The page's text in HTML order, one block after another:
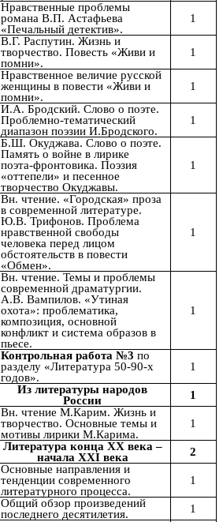
Нравственные проблемы
романа В.П. Астафьева
«Печальный детектив».
1
В.Г. Распутин. Жизнь и
творчество. Повесть «Живи и
помни».
1
Нравственное величие русской
женщины в повести «Живи и
помни».
1
И.А. Бродский. Слово о поэте.
Проблемно-тематический
диапазон поэзии И.Бродского.
1
Б.Ш. Окуджава. Слово о поэте.
Память о войне в лирике
поэта-фронтовика. Поэзия
«оттепели» и песенное
творчество Окуджавы.
1
Вн. чтение. «Городская» проза
в современной литературе.
Ю.В. Трифонов. Проблема
нравственной свободы
человека перед лицом
обстоятельств в повести
«Обмен».
1
Вн. чтение. Темы и проблемы
современной драматургии.
А.В. Вампилов. «Утиная
охота»: проблематика,
композиция, основной
конфликт и система образов в
пьесе.
1
Контрольная работа №3 по
разделу «Литература 50-90-х
годов».
1
Из литературы народов
России
1
Вн. чтение М.Карим. Жизнь и
творчество. Основные темы и
мотивы лирики М.Карима.
1
Литература конца ХХ века –
начала ХХI века
2
Основные направления и
тенденции современного
литературного процесса.
1
Общий обзор произведений
последнего десятилетия.
1